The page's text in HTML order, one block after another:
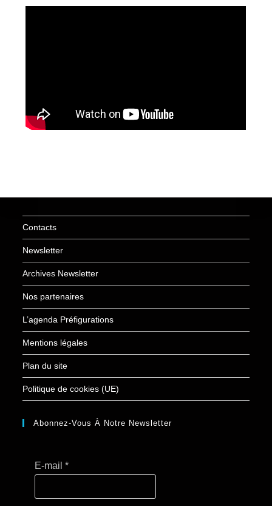
Contacts
Newsletter
Archives Newsletter
Nos partenaires
L’agenda Préfigurations
Mentions légales
Plan du site
Politique de cookies (UE)
Abonnez-Vous À Notre Newsletter
E-mail*